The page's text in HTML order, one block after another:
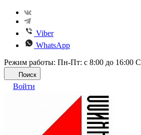
Viber
WhatsApp
Режим работы: Пн-Пт: с 8:00 до 16:00
Поиск
Войти